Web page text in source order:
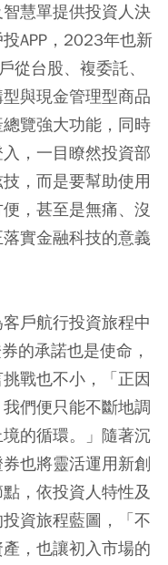
慧單提供投資人決
APP，2023年也新
從台股、複委託、
與現金管理型商品
覽強大功能，同時
，一目瞭然投資部
，而是要幫助使用
，甚至是無痛、沒
實金融科技的意義
戶航行投資旅程中
的承諾也是使命，
戰也不小，「正因
們便只能不斷地調
的循環。」隨著沉
也將靈活運用新創
，依投資人特性及
資旅程藍圖，「不
，也讓初入市場的